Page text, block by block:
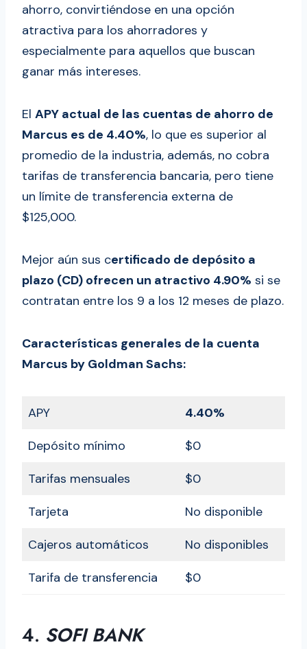
ahorro, convirtiéndose en una opción
atractiva para los ahorradores y
especialmente para aquellos que buscan
ganar más intereses.
El APY actual de las cuentas de ahorro de
Marcus es de 4.40%, lo que es superior al
promedio de la industria, además, no cobra
tarifas de transferencia bancaria, pero tiene
un límite de transferencia externa de
$125,000.
Mejor aún sus certificado de depósito a
plazo (CD) ofrecen un atractivo 4.90% si se
contratan entre los 9 a los 12 meses de plazo.
Características generales de la cuenta
Marcus by Goldman Sachs:
APY
4.40%
Depósito mínimo
$0
Tarifas mensuales
$0
Tarjeta
No disponible
Cajeros automáticos
No disponibles
Tarifa de transferencia
$0
4. SOFI BANK